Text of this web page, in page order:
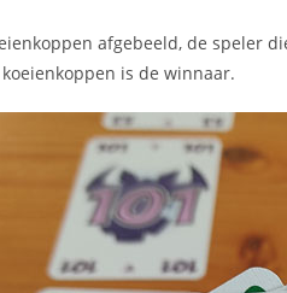
afgebeeld, de speler
is de winnaar.